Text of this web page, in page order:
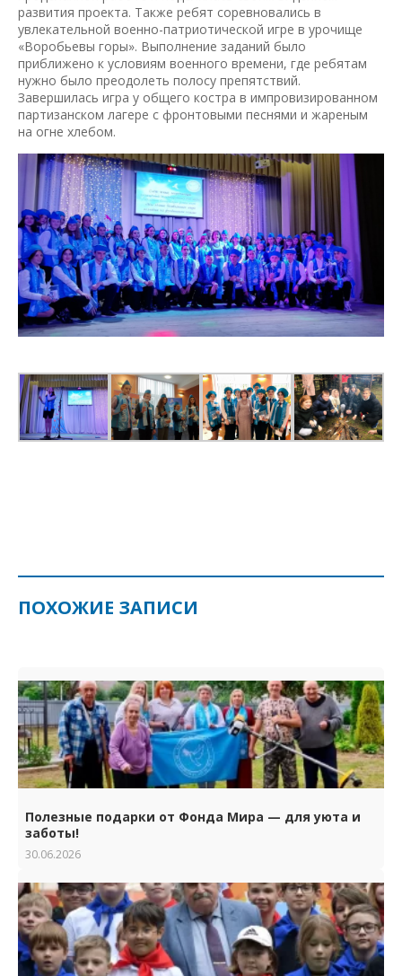
развития проекта. Также ребят соревновались в
увлекательной военно-патриотической игре в урочище
«Воробьевы горы». Выполнение заданий было
приближено к условиям военного времени, где ребятам
нужно было преодолеть полосу препятствий.
Завершилась игра у общего костра в импровизированном
партизанском лагере с фронтовыми песнями и жареным
на огне хлебом.
ПОХОЖИЕ ЗАПИСИ
Полезные подарки от Фонда Мира — для уюта и
заботы!
30.06.2026